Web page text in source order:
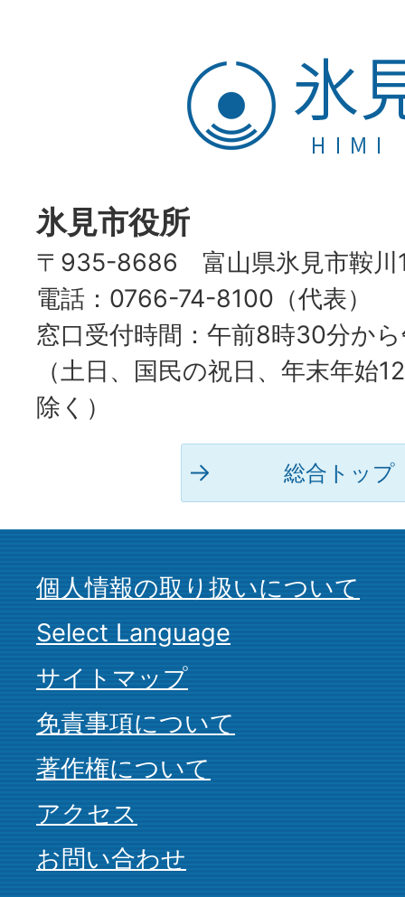
氷
見
市
氷見市役所
〒935-8686 富山県氷見市鞍川
電話：0766-74-8100（代表）
窓口受付時間：午前8時30分か
（土日、国民の祝日、年末年始
除く）
総合トップ
個人情報の取り扱いについて
Select Language
サイトマップ
免責事項について
著作権について
アクセス
お問い合わせ